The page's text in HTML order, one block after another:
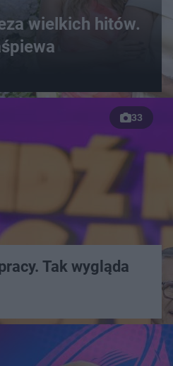
wielkich hitów.
33
Tak wygląda